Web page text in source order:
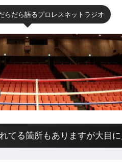
らだら語るプロレスネットラジオ
てる箇所もありますが大目